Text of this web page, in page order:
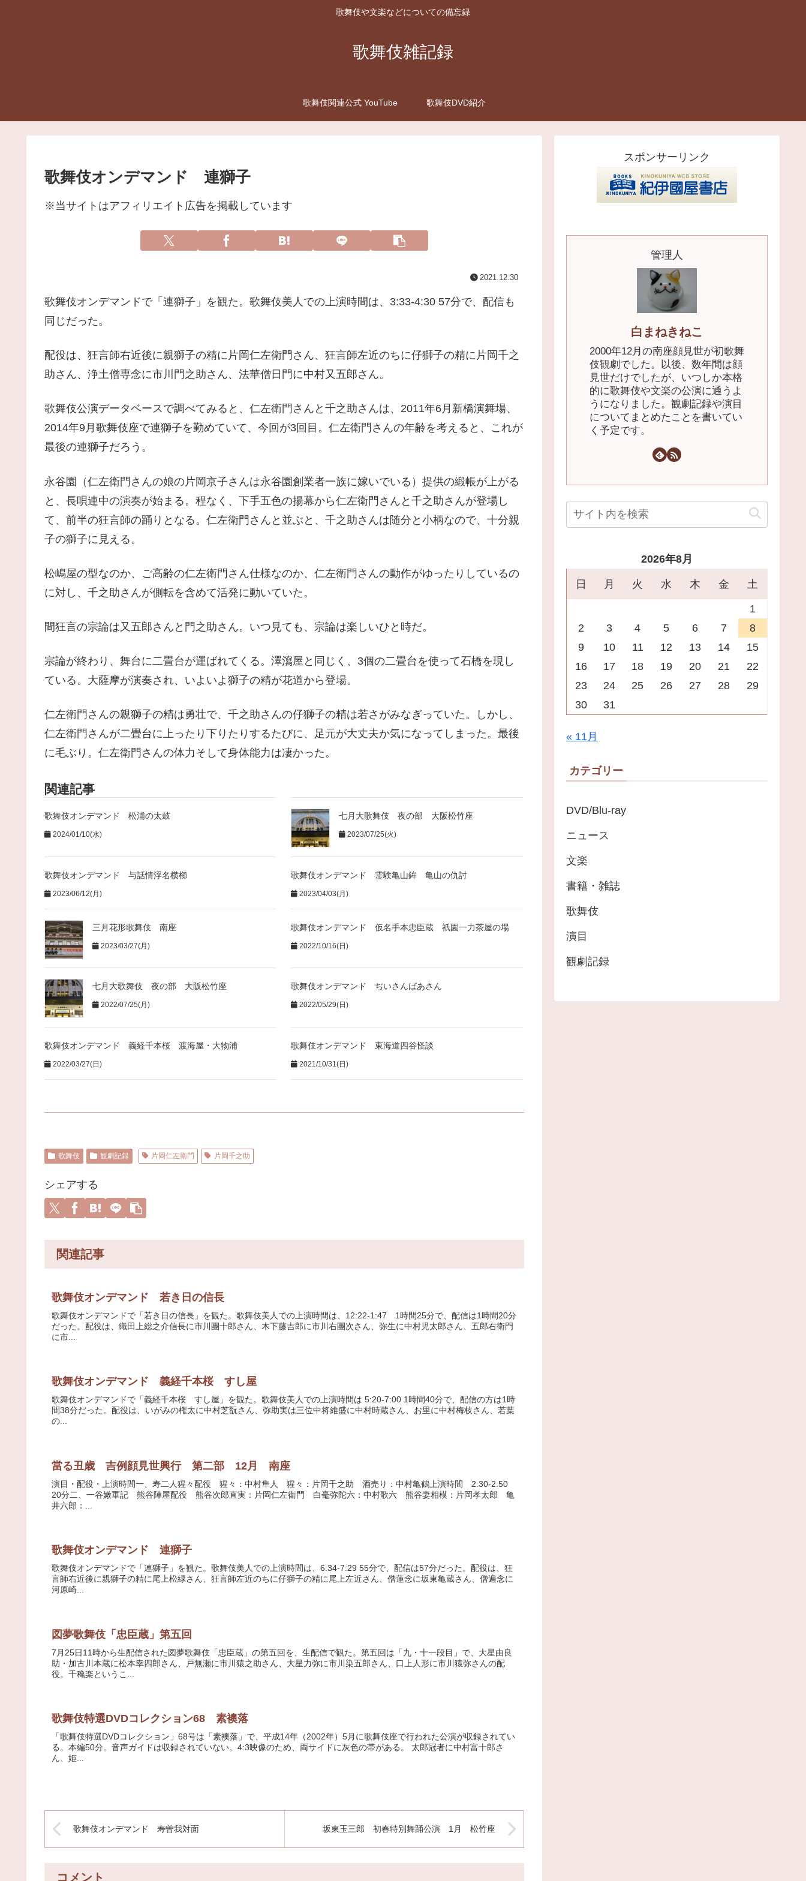
歌舞伎や文楽などについての備忘録
歌舞伎雑記録
歌舞伎関連公式 YouTube 歌舞伎DVD紹介
歌舞伎オンデマンド 連獅子
※当サイトはアフィリエイト広告を掲載しています
2021.12.30
歌舞伎オンデマンドで「連獅子」を観た。歌舞伎美人での上演時間は、3:33-4:30 57分で、配信も
同じだった。
配役は、狂言師右近後に親獅子の精に片岡仁左衛門さん、狂言師左近のちに仔獅子の精に片岡千之
助さん、浄土僧専念に市川門之助さん、法華僧日門に中村又五郎さん。
歌舞伎公演データベースで調べてみると、仁左衛門さんと千之助さんは、2011年6月新橋演舞場、
2014年9月歌舞伎座で連獅子を勤めていて、今回が3回目。仁左衛門さんの年齢を考えると、これが
最後の連獅子だろう。
永谷園（仁左衛門さんの娘の片岡京子さんは永谷園創業者一族に嫁いでいる）提供の緞帳が上がる
と、長唄連中の演奏が始まる。程なく、下手五色の揚幕から仁左衛門さんと千之助さんが登場し
て、前半の狂言師の踊りとなる。仁左衛門さんと並ぶと、千之助さんは随分と小柄なので、十分親
子の獅子に見える。
松嶋屋の型なのか、ご高齢の仁左衛門さん仕様なのか、仁左衛門さんの動作がゆったりしているの
に対し、千之助さんが側転を含めて活発に動いていた。
間狂言の宗論は又五郎さんと門之助さん。いつ見ても、宗論は楽しいひと時だ。
宗論が終わり、舞台に二畳台が運ばれてくる。澤瀉屋と同じく、3個の二畳台を使って石橋を現し
ている。大薩摩が演奏され、いよいよ獅子の精が花道から登場。
仁左衛門さんの親獅子の精は勇壮で、千之助さんの仔獅子の精は若さがみなぎっていた。しかし、
仁左衛門さんが二畳台に上ったり下りたりするたびに、足元が大丈夫か気になってしまった。最後
に毛ぶり。仁左衛門さんの体力そして身体能力は凄かった。
関連記事
歌舞伎オンデマンド 松浦の太鼓
2024/01/10(水)
七月大歌舞伎 夜の部 大阪松竹座
2023/07/25(火)
歌舞伎オンデマンド 与話情浮名横櫛
2023/06/12(月)
歌舞伎オンデマンド 霊験亀山鉾 亀山の仇討
2023/04/03(月)
三月花形歌舞伎 南座
2023/03/27(月)
歌舞伎オンデマンド 仮名手本忠臣蔵 祇園一力茶屋の場
2022/10/16(日)
七月大歌舞伎 夜の部 大阪松竹座
2022/07/25(月)
歌舞伎オンデマンド ぢいさんばあさん
2022/05/29(日)
歌舞伎オンデマンド 義経千本桜 渡海屋・大物浦
2022/03/27(日)
歌舞伎オンデマンド 東海道四谷怪談
2021/10/31(日)
歌舞伎 観劇記録 片岡仁左衛門 片岡千之助
シェアする
関連記事
歌舞伎オンデマンド 若き日の信長
歌舞伎オンデマンドで「若き日の信長」を観た。歌舞伎美人での上演時間は、12:22-1:47 1時間25分で、配信は1時間20分
だった。配役は、織田上総之介信長に市川團十郎さん、木下藤吉郎に市川右團次さん、弥生に中村児太郎さん、五郎右衛門
に市...
歌舞伎オンデマンド 義経千本桜 すし屋
歌舞伎オンデマンドで「義経千本桜 すし屋」を観た。歌舞伎美人での上演時間は 5:20-7:00 1時間40分で、配信の方は1時
間38分だった。配役は、いがみの権太に中村芝翫さん、弥助実は三位中将維盛に中村時蔵さん、お里に中村梅枝さん、若葉
の...
當る丑歳 吉例顔見世興行 第二部 12月 南座
演目・配役・上演時間一、寿二人猩々配役 猩々：中村隼人 猩々：片岡千之助 酒売り：中村亀鶴上演時間 2:30-2:50
20分二、一谷嫩軍記 熊谷陣屋配役 熊谷次郎直実：片岡仁左衛門 白毫弥陀六：中村歌六 熊谷妻相模：片岡孝太郎 亀
井六郎：...
歌舞伎オンデマンド 連獅子
歌舞伎オンデマンドで「連獅子」を観た。歌舞伎美人での上演時間は、6:34-7:29 55分で、配信は57分だった。配役は、狂
言師右近後に親獅子の精に尾上松緑さん、狂言師左近のちに仔獅子の精に尾上左近さん、僧蓮念に坂東亀蔵さん、僧遍念に
河原崎...
図夢歌舞伎「忠臣蔵」第五回
7月25日11時から生配信された図夢歌舞伎「忠臣蔵」の第五回を、生配信で観た。第五回は「九・十一段目」で、大星由良
助・加古川本蔵に松本幸四郎さん、戸無瀬に市川猿之助さん、大星力弥に市川染五郎さん、口上人形に市川猿弥さんの配
役。千穐楽というこ...
歌舞伎特選DVDコレクション68 素襖落
「歌舞伎特選DVDコレクション」68号は「素襖落」で、平成14年（2002年）5月に歌舞伎座で行われた公演が収録されてい
る。本編50分。音声ガイドは収録されていない。4:3映像のため、両サイドに灰色の帯がある。 太郎冠者に中村富十郎さ
ん、姫...
歌舞伎オンデマンド 寿曽我対面 坂東玉三郎 初春特別舞踊公演 1月 松竹座
コメント
スポンサーリンク
管理人
白まねきねこ
2000年12月の南座顔見世が初歌舞
伎観劇でした。以後、数年間は顔
見世だけでしたが、いつしか本格
的に歌舞伎や文楽の公演に通うよ
うになりました。観劇記録や演目
についてまとめたことを書いてい
く予定です。
2026年8月
日 月 火 水 木 金 土
1
2
3 4 5 6 7
8
9
10 11 12 13 14
15
16
17 18 19 20 21
22
23
24 25 26 27 28
29
30
31
« 11月
カテゴリー
DVD/Blu-ray
ニュース
文楽
書籍・雑誌
歌舞伎
演目
観劇記録